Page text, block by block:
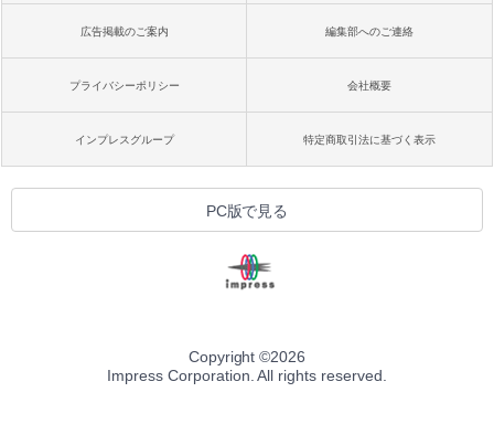
広告掲載のご案内 編集部へのご連絡
プライバシーポリシー 会社概要
インプレスグループ 特定商取引法に基づく表示
PC版で見る
Copyright ©2026
Impress Corporation. All rights reserved.